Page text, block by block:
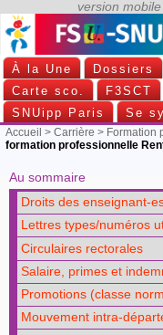
À la Une Dossiers
Carte sco.
F3SCT
SNUipp Paris
Se
Accueil >Carrière > Formation
formation professionnelle
Au sommaire
Droits des enseignant-
Lettres types/numéros
Circulaires rectorales
Salaire, primes et
Promotions (classe
Mouvement intra-